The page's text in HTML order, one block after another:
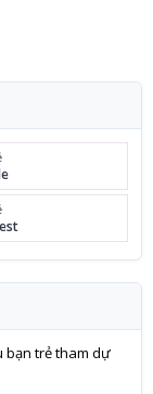
bạn trẻ tham dự